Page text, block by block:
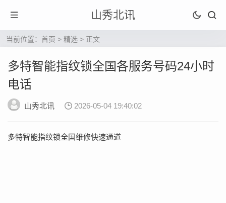
山秀北讯
当前位置： 首页 > 精选 > 正文
多特智能指纹锁全国各服务号码24小时
电话
山秀北讯 2026-05-04 19:40:02
多特智能指纹锁全国维修快速通道